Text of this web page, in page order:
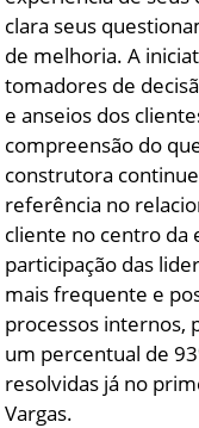
clara seus
de melhoria. A
tomadores de
e anseios dos
compreensão do
construtora
referência no
cliente no centro da
participação das
mais frequente e
processos internos,
um percentual de
resolvidas já no
Vargas.